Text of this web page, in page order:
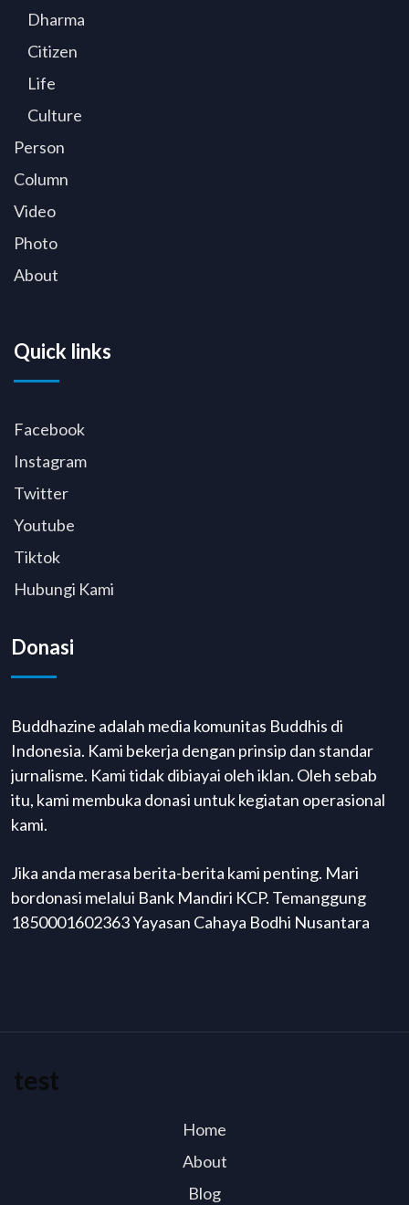
Dharma
Citizen
Life
Culture
Person
Column
Video
Photo
About
Quick links
Facebook
Instagram
Twitter
Youtube
Tiktok
Hubungi Kami
Donasi
Buddhazine adalah media komunitas Buddhis di
Indonesia. Kami bekerja dengan prinsip dan standar
jurnalisme. Kami tidak dibiayai oleh iklan. Oleh sebab
itu, kami membuka donasi untuk kegiatan operasional
kami.
Jika anda merasa berita-berita kami penting. Mari
bordonasi melalui Bank Mandiri KCP. Temanggung
1850001602363 Yayasan Cahaya Bodhi Nusantara
test
Home
About
Blog